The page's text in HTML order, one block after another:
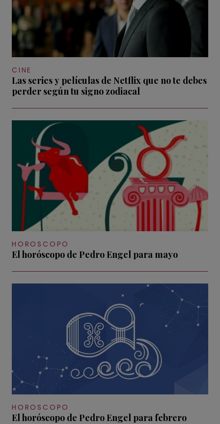
CINE
Las series y películas de Netflix que no te debes
perder según tu signo zodiacal
HOROSCOPO
El horóscopo de Pedro Engel para mayo
HOROSCOPO
El horóscopo de Pedro Engel para febrero